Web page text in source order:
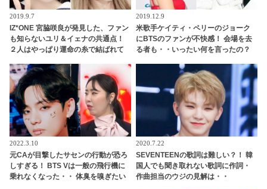
2019.9.7
IZ*ONE 宮脇咲良が発見した、ファン
も知らないユリ＆イェナの共通点！
２人はやっぱり運命の糸で結ばれて
2019.12.9
米歌手ケイティ・ペリーのジョーク
にBTSのファンが不快感！ 会場を去
る者も・・いったい何を言ったの？
2022.3.10
元CAが目撃したサセンの行動が恐ろ
しすぎる！ BTS Vは一般の飛行機に
乗れなくなった・・ 体臭を嗅ぎたい
2020.7.22
SEVENTEENの歌詞は難しい？！ 韓
国人でも聞き取れない歌詞に作詞・
作曲担当のウジの見解は・・